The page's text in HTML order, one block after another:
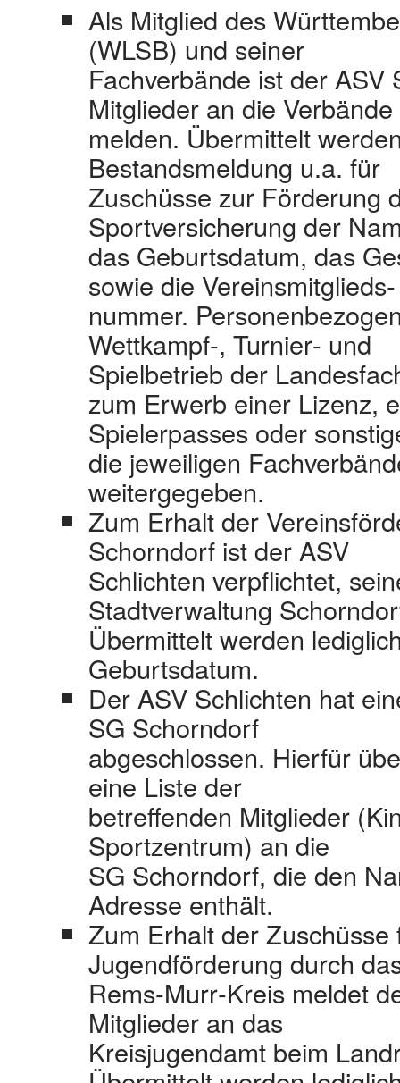
Als Mitglied des
(WLSB) und seiner
Fachverbände ist der ASV
Mitglieder an die Verbände
melden. Übermittelt
Bestandsmeldung u.a. für
Zuschüsse zur Förderung
Sportversicherung der
das Geburtsdatum, das
sowie die Vereinsmitglieds‐
nummer.
Wettkampf‐, Turnier‐ und
Spielbetrieb der
zum Erwerb einer Lizenz,
Spielerpasses oder
die jeweiligen
weitergegeben.
Zum Erhalt der
Schorndorf ist der ASV
Schlichten verpflichtet,
Stadtverwaltung
Übermittelt werden
Geburtsdatum.
Der ASV Schlichten hat
SG Schorndorf
abgeschlossen. Hierfür
eine Liste der
betreffenden Mitglieder
Sportzentrum) an die
SG Schorndorf, die den
Adresse enthält.
Zum Erhalt der Zuschüsse
Jugendförderung durch
Rems‐Murr‐Kreis meldet
Mitglieder an das
Kreisjugendamt beim